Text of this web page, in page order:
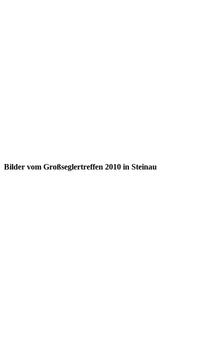
Bilder vom Großseglertreffen 2010 in Steinau